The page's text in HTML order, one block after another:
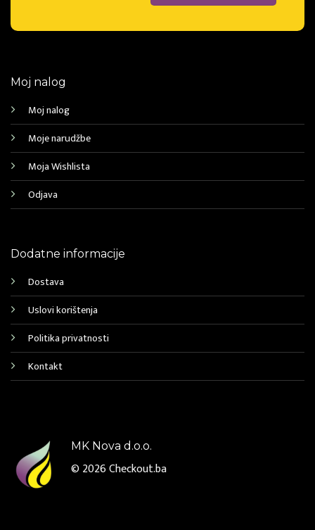
Moj nalog
Moj nalog
Moje narudžbe
Moja Wishlista
Odjava
Dodatne informacije
Dostava
Uslovi korištenja
Politika privatnosti
Kontakt
MK Nova d.o.o.
© 2026Checkout.ba